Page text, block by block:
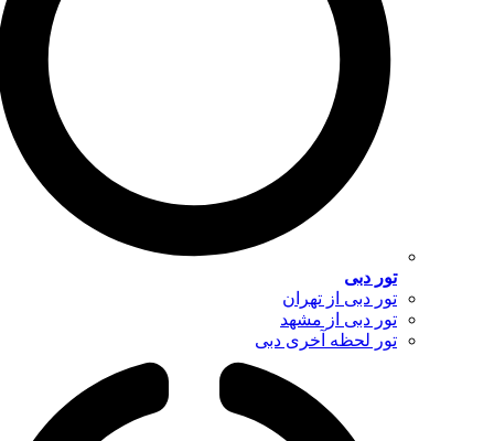
تور دبی
تور دبی از تهران
تور دبی از مشهد
تور لحظه آخری دبی